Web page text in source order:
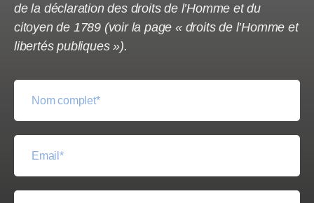
de la déclaration des droits de l’Homme et du
citoyen de 1789 (voir la page « droits de l’Homme et
libertés publiques »).